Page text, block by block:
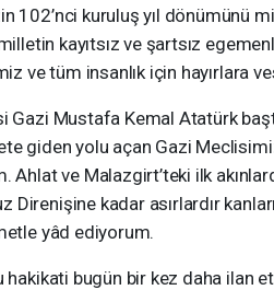
102’nci kuruluş yıl dönümünü
kayıtsız ve şartsız
ve tüm insanlık için hayırlara
Gazi Mustafa Kemal Atatürk
giden yolu açan Gazi
Ahlat ve Malazgirt’teki ilk
Direnişine kadar asırlardır
yâd ediyorum.
hakikati bugün bir kez daha ilan